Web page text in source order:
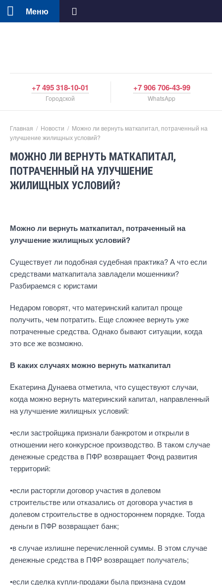
Меню
+7 495 318-10-01
Городской
+7 906 706-43-99
WhatsApp
Главная / Новости / Можно ли вернуть маткапитал, потраченный на
улучшение жилищных условий?
МОЖНО ЛИ ВЕРНУТЬ МАТКАПИТАЛ,
ПОТРАЧЕННЫЙ НА УЛУЧШЕНИЕ
ЖИЛИЩНЫХ УСЛОВИЙ?
Можно ли вернуть маткапитал, потраченный на
улучшение жилищных условий?
Существует ли подобная судебная практика? А что если
средствами маткапитала завладели мошенники?
Разбираемся с юристами
Недаром говорят, что материнский капитал проще
получить, чем потратить. Еще сложнее вернуть уже
потраченные средства. Однако бывают ситуации, когда
это все же возможно.
В каких случаях можно вернуть маткапитал
Екатерина Дунаева отметила, что существуют случаи,
когда можно вернуть материнский капитал, направленный
на улучшение жилищных условий:
•если застройщика признали банкротом и открыли в
отношении него конкурсное производство. В таком случае
денежные средства в ПФР возвращает Фонд развития
территорий:
•если расторгли договор участия в долевом
строительстве или отказались от договора участия в
долевом строительстве в одностороннем порядке. Тогда
деньги в ПФР возвращает банк;
•в случае излишне перечисленной суммы. В этом случае
денежные средства в ПФР возвращает получатель;
•если сделка купли-продажи была признана судом